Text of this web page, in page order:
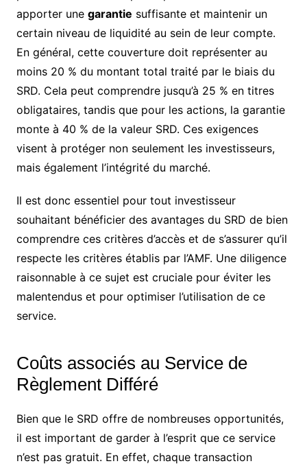
apporter une garantie suffisante et maintenir un
certain niveau de liquidité au sein de leur compte.
En général, cette couverture doit représenter au
moins 20 % du montant total traité par le biais du
SRD. Cela peut comprendre jusqu’à 25 % en titres
obligataires, tandis que pour les actions, la garantie
monte à 40 % de la valeur SRD. Ces exigences
visent à protéger non seulement les investisseurs,
mais également l’intégrité du marché.
Il est donc essentiel pour tout investisseur
souhaitant bénéficier des avantages du SRD de bien
comprendre ces critères d’accès et de s’assurer qu’il
respecte les critères établis par l’AMF. Une diligence
raisonnable à ce sujet est cruciale pour éviter les
malentendus et pour optimiser l’utilisation de ce
service.
Coûts associés au Service de
Règlement Différé
Bien que le SRD offre de nombreuses opportunités,
il est important de garder à l’esprit que ce service
n’est pas gratuit. En effet, chaque transaction